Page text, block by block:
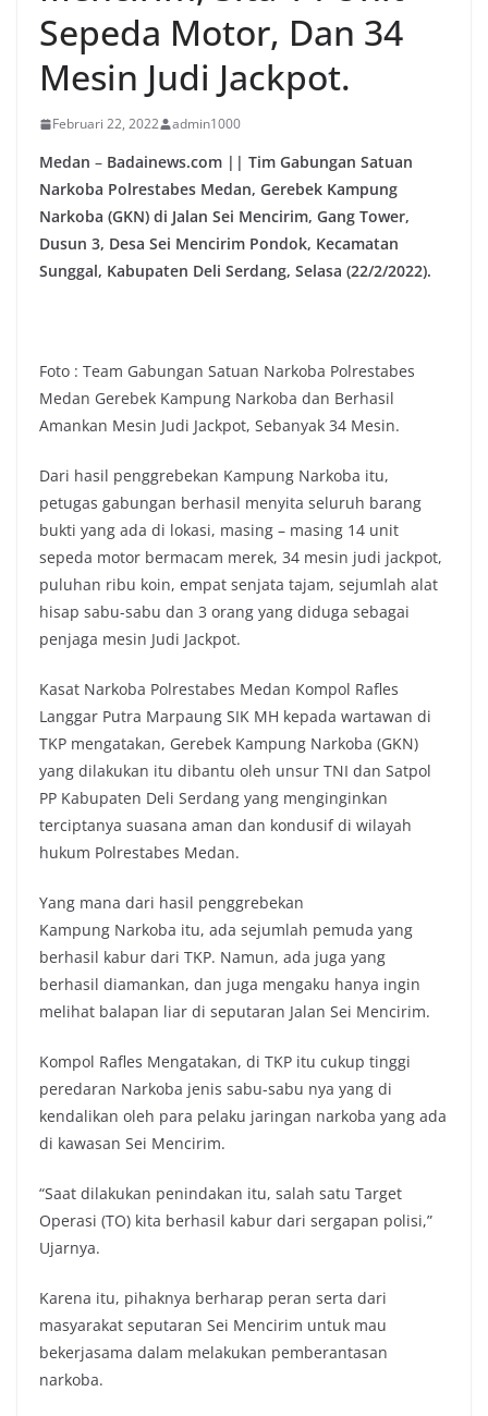
Sepeda Motor, Dan 34
Mesin Judi Jackpot.
Februari 22, 2022 admin1000
Medan – Badainews.com || Tim Gabungan Satuan
Narkoba Polrestabes Medan, Gerebek Kampung
Narkoba (GKN) di Jalan Sei Mencirim, Gang Tower,
Dusun 3, Desa Sei Mencirim Pondok, Kecamatan
Sunggal, Kabupaten Deli Serdang, Selasa (22/2/2022).
Foto : Team Gabungan Satuan Narkoba Polrestabes
Medan Gerebek Kampung Narkoba dan Berhasil
Amankan Mesin Judi Jackpot, Sebanyak 34 Mesin.
Dari hasil penggrebekan Kampung Narkoba itu,
petugas gabungan berhasil menyita seluruh barang
bukti yang ada di lokasi, masing – masing 14 unit
sepeda motor bermacam merek, 34 mesin judi jackpot,
puluhan ribu koin, empat senjata tajam, sejumlah alat
hisap sabu-sabu dan 3 orang yang diduga sebagai
penjaga mesin Judi Jackpot.
Kasat Narkoba Polrestabes Medan Kompol Rafles
Langgar Putra Marpaung SIK MH kepada wartawan di
TKP mengatakan, Gerebek Kampung Narkoba (GKN)
yang dilakukan itu dibantu oleh unsur TNI dan Satpol
PP Kabupaten Deli Serdang yang menginginkan
terciptanya suasana aman dan kondusif di wilayah
hukum Polrestabes Medan.
Yang mana dari hasil penggrebekan
Kampung Narkoba itu, ada sejumlah pemuda yang
berhasil kabur dari TKP. Namun, ada juga yang
berhasil diamankan, dan juga mengaku hanya ingin
melihat balapan liar di seputaran Jalan Sei Mencirim.
Kompol Rafles Mengatakan, di TKP itu cukup tinggi
peredaran Narkoba jenis sabu-sabu nya yang di
kendalikan oleh para pelaku jaringan narkoba yang ada
di kawasan Sei Mencirim.
“Saat dilakukan penindakan itu, salah satu Target
Operasi (TO) kita berhasil kabur dari sergapan polisi,”
Ujarnya.
Karena itu, pihaknya berharap peran serta dari
masyarakat seputaran Sei Mencirim untuk mau
bekerjasama dalam melakukan pemberantasan
narkoba.